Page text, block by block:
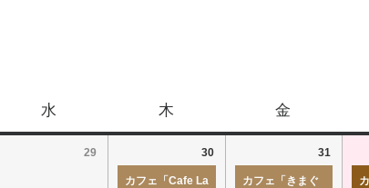
水 木 金
29 30
カフェ「Cafe La
31
カフェ「きまぐ